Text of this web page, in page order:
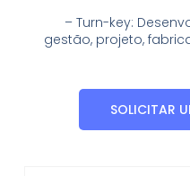
– Turn-key:
gestão, projeto,
SOLICITAR